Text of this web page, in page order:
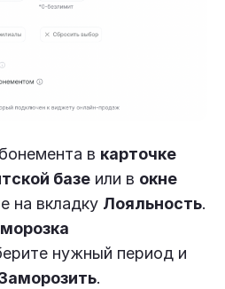
в карточке
базе или в окне
на вкладку Лояльность.
нужный период и
.